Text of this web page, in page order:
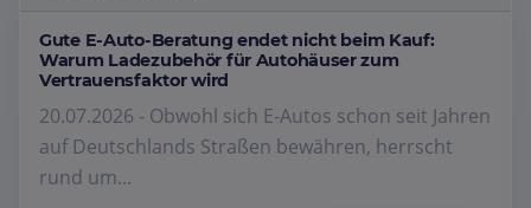
Gute E-Auto-Beratung endet nicht beim Kauf:
Warum Ladezubehör für Autohäuser zum
Vertrauensfaktor wird
20.07.2026 - Obwohl sich E-Autos schon seit Jahren
auf Deutschlands Straßen bewähren, herrscht
rund um...